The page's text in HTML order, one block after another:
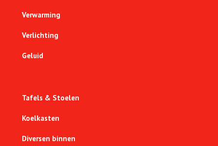
Verwarming
Verlichting
Geluid
Tafels & Stoelen
Koelkasten
Diversen binnen